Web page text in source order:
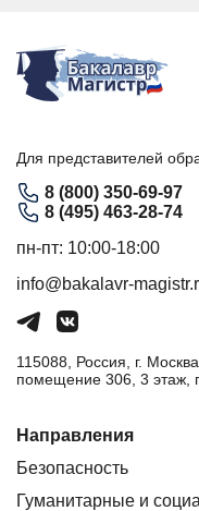
Для представителей
8 (800) 350-69-97
8 (495) 463-28-74
пн-пт: 10:00-18:00
info@bakalavr-
115088, Россия, г.
помещение 306, 3 этаж,
Направления
Безопасность
Гуманитарные и